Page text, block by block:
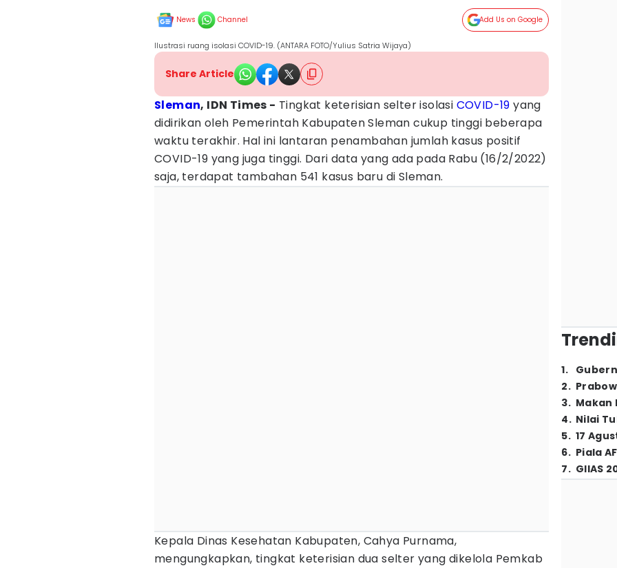
News Channel Add Us on Google
Ilustrasi ruang isolasi COVID-19. (ANTARA FOTO/Yulius Satria Wijaya)
Share Article
Sleman, IDN Times - Tingkat keterisian selter isolasi COVID-19 yang
didirikan oleh Pemerintah Kabupaten Sleman cukup tinggi beberapa
waktu terakhir. Hal ini lantaran penambahan jumlah kasus positif
COVID-19 yang juga tinggi. Dari data yang ada pada Rabu (16/2/2022)
saja, terdapat tambahan 541 kasus baru di Sleman.
Kepala Dinas Kesehatan Kabupaten, Cahya Purnama,
mengungkapkan, tingkat keterisian dua selter yang dikelola Pemkab
1.
2.
3. Makan
4. Nilai
5. 17
6. Piala
7. GIIAS